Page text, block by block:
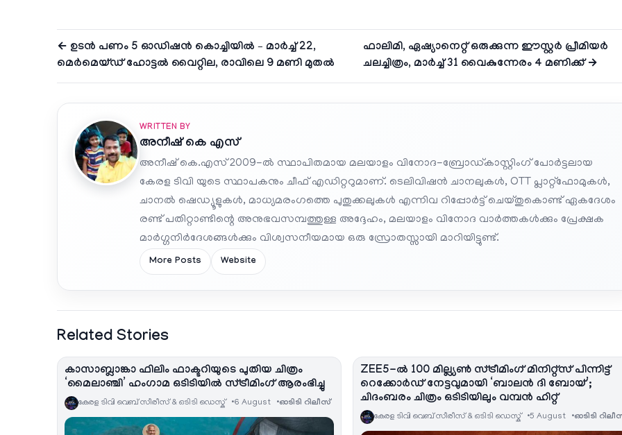
← ഉടൻ പണം 5 ഓഡിഷൻ കൊച്ചിയിൽ – മാർച്ച് 22,
മെർമെയ്ഡ് ഹോട്ടൽ വൈറ്റില, രാവിലെ 9 മണി മുതൽ
ഫാലിമി, ഏഷ്യാനെറ്റ്‌ ഒരുക്കുന്ന ഈസ്റ്റര്‍ പ്രീമിയര്‍
ചലച്ചിത്രം, മാർച്ച് 31 വൈകുന്നേരം 4 മണിക്ക് →
WRITTEN BY
അനീഷ്‌ കെ എസ്
അനീഷ് കെ.എസ് 2009-ൽ സ്ഥാപിതമായ മലയാളം വിനോദ-ബ്രോഡ്കാസ്റ്റിംഗ് പോർട്ടലായ
കേരള ടിവി യുടെ സ്ഥാപകനും ചീഫ് എഡിറ്ററുമാണ്. ടെലിവിഷൻ ചാനലുകൾ, OTT പ്ലാറ്റ്‌ഫോമുകൾ,
ചാനൽ ഷെഡ്യൂളുകൾ, മാധ്യമരംഗത്തെ പുതുക്കലുകൾ എന്നിവ റിപ്പോർട്ട് ചെയ്തുകൊണ്ട് ഏകദേശം
രണ്ട് പതിറ്റാണ്ടിന്റെ അനുഭവസമ്പത്തുള്ള അദ്ദേഹം, മലയാളം വിനോദ വാർത്തകൾക്കും പ്രേക്ഷക
മാർഗ്ഗനിർദേശങ്ങൾക്കും വിശ്വസനീയമായ ഒരു സ്രോതസ്സായി മാറിയിട്ടുണ്ട്.
More Posts Website
Related Stories
കാസാബ്ലാങ്കാ ഫിലിം ഫാക്ടറിയുടെ പുതിയ ചിത്രം
‘മൈലാഞ്ചി’ ഹംഗാമ ഒടിടിയിൽ സ്ട്രീമിംഗ് ആരംഭിച്ചു
കേരള ടിവി വെബ് സീരീസ് & ഒടിടി ഡെസ്ക് 6 August ഓടിടി റിലീസ്
ZEE5-ൽ 100 മില്ല്യൺ സ്ട്രീമിംഗ് മിനിറ്റ്സ് പിന്നിട്ട്
റെക്കോർഡ് നേട്ടവുമായി ‘ബാലൻ ദി ബോയ്’;
ചിദംബരം ചിത്രം ഒടിടിയിലും വമ്പൻ ഹിറ്റ്
കേരള ടിവി വെബ് സീരീസ് & ഒടിടി ഡെസ്ക് 5 August ഓടിടി